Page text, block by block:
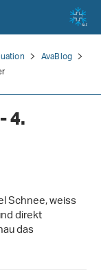
AvaBlog
4.
Schnee, weiss
direkt
das